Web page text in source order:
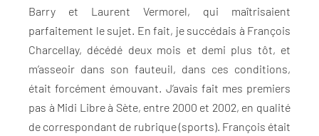
Barry et Laurent Vermorel, qui maîtrisaient
parfaitement le sujet. En fait, je succédais à François
Charcellay, décédé deux mois et demi plus tôt, et
m’asseoir dans son fauteuil, dans ces conditions,
était forcément émouvant. J’avais fait mes premiers
pas à Midi Libre à Sète, entre 2000 et 2002, en qualité
de correspondant de rubrique (sports). François était